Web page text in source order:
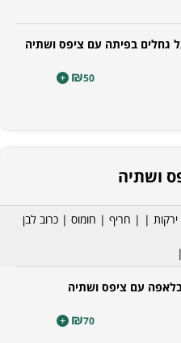
גחלים בפיתה עם ציפס ושתיה
₪50
+
ושתיה
| | חריף | חומוס | כרוב לבן
עם ציפס ושתיה
₪70
+